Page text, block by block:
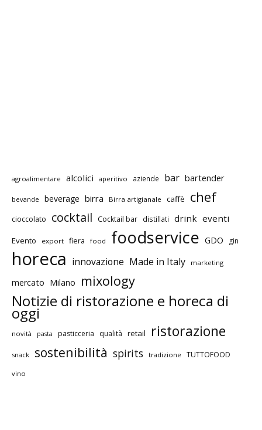
agroalimentare alcolici aperitivo aziende bar bartender
bevande beverage birra Birra artigianale caffè chef
cioccolato cocktail Cocktail bar distillati drink eventi
Evento export fiera food foodservice GDO gin
horeca innovazione Made in Italy marketing
mercato Milano mixology
Notizie di ristorazione e horeca di
oggi
novità pasta pasticceria qualità retail ristorazione
snack sostenibilità spirits tradizione TUTTOFOOD
vino